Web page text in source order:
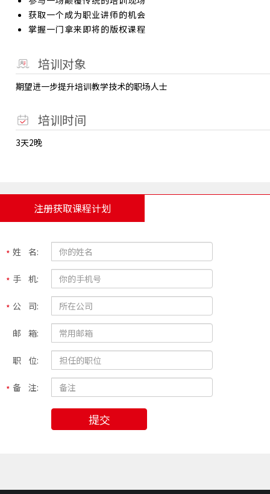
获取一个成为职业讲师的机会
掌握一门拿来即将的版权课程
培训对象
期望进一步提升培训教学技术的职场人士
培训时间
3天2晚
注册获取课程计划
姓 名:
手 机:
公 司:
邮 箱:
职 位:
备 注:
提交